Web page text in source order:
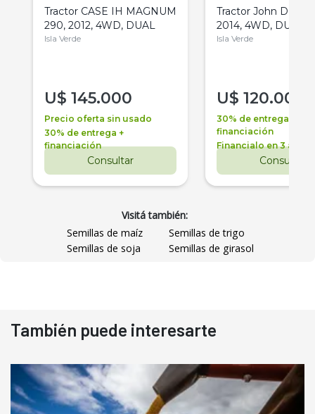
Tractor CASE IH MAGNUM
290, 2012, 4WD, DUAL
Isla Verde
U$ 145.000
Precio oferta sin usado
30% de entrega +
financiación
Consultar
Tractor John Deere
2014, 4WD, DUAL
Isla Verde
U$ 120.000
30% de entrega +
financiación
Financialo en 3 años
Consultar
Visitá también:
Semillas de maíz
Semillas de trigo
Semillas de soja
Semillas de girasol
También puede interesarte